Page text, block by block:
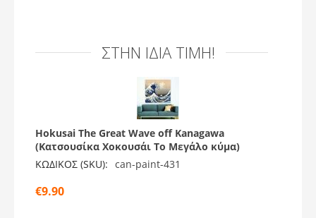
ΣΤΗΝ ΊΔΙΑ ΤΙΜΉ!
Hokusai The Great Wave off Kanagawa
(Κατσουσίκα Χοκουσάι Το Μεγάλο κύμα)
ΚΩΔΙΚΟΣ (SKU): can-paint-431
€9.90